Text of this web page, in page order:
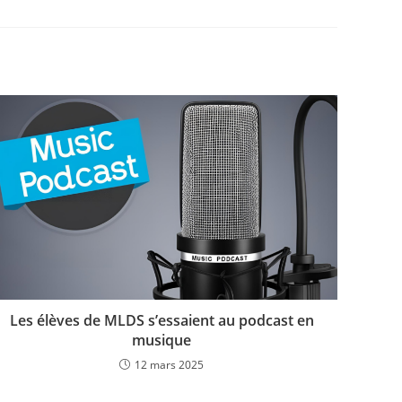
volume.
Les élèves de MLDS s’essaient au podcast en
musique
12 mars 2025